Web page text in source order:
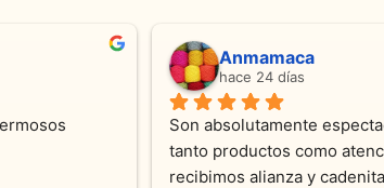
asesoraron
Laura A
hace 5 meses
Desde el inicio soy clienta
Joyas y siempre muy
sus productos. Una Belleza